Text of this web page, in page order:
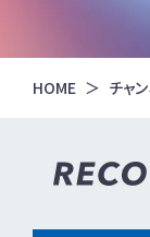
HOME チャ